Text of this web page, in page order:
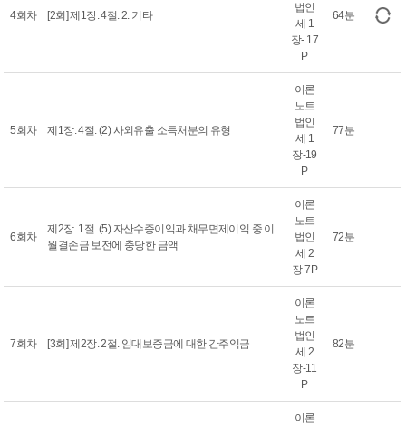
4회차 [2회] 제1장. 4절. 2. 기타
법인
세 1
장- 17
P
64분
5회차 제1장. 4절. (2) 사외유출 소득처분의 유형
이론
노트
법인
세 1
장-19
P
77분
6회차
제2장. 1절. (5) 자산수증이익과 채무면제이익 중 이
월결손금 보전에 충당한 금액
이론
노트
법인
세 2
장-7P
72분
7회차 [3회] 제2장. 2절. 임대보증금에 대한 간주익금
이론
노트
법인
세 2
장-11
P
82분
이론